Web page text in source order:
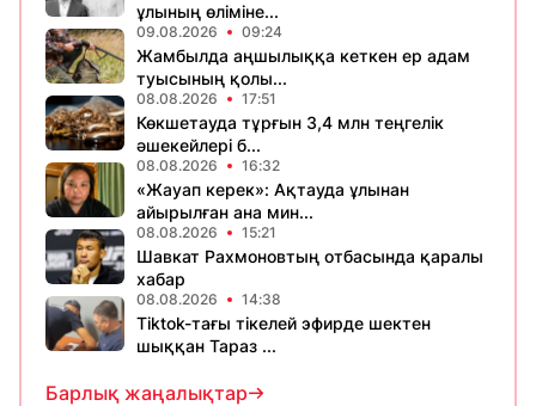
ұлының өліміне...
09.08.2026 09:24
Жамбылда аңшылыққа кеткен ер адам
туысының қолы...
08.08.2026 17:51
Көкшетауда тұрғын 3,4 млн теңгелік
әшекейлері б...
08.08.2026 16:32
«Жауап керек»: Ақтауда ұлынан
айырылған ана мин...
08.08.2026 15:21
Шавкат Рахмоновтың отбасында қаралы
хабар
08.08.2026 14:38
Tiktok-тағы тікелей эфирде шектен
шыққан Тараз ...
Барлық жаңалықтар